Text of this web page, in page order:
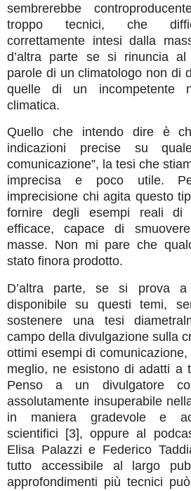
sembrerebbe
troppo tecnici, che
correttamente intesi dalla
d’altra parte se si rinuncia
parole di un climatologo non di
quelle di un incompetente
climatica.
Quello che intendo dire è
indicazioni precise su
comunicazione”, la tesi che
imprecisa e poco utile.
imprecisione chi agita questo
fornire degli esempi reali di
efficace, capace di
masse. Non mi pare che
stato finora prodotto.
D’altra parte, se si prova a
disponibile su questi temi,
sostenere una tesi
campo della divulgazione sulla
ottimi esempi di
meglio, ne esistono di adatti a
Penso a un divulgatore
assolutamente insuperabile
in maniera gradevole e
scientifici [3], oppure al
Elisa Palazzi e Federico
tutto accessibile al largo
approfondimenti più tecnici